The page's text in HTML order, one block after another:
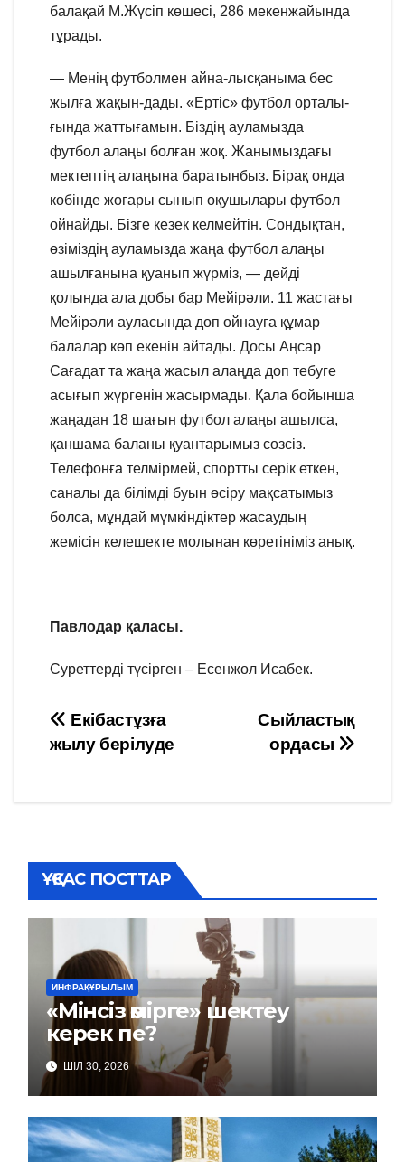
балақай М.Жүсіп көшесі, 286 мекенжайында
тұрады.
— Менің футболмен айна-лысқаныма бес
жылға жақын-дады. «Ертіс» футбол орталы-
ғында жаттығамын. Біздің ауламызда
футбол алаңы болған жоқ. Жанымыздағы
мектептің алаңына баратынбыз. Бірақ онда
көбінде жоғары сынып оқушылары футбол
ойнайды. Бізге кезек келмейтін. Сондықтан,
өзіміздің ауламызда жаңа футбол алаңы
ашылғанына қуанып жүрміз, — дейді
қолында ала добы бар Мейірәли. 11 жастағы
Мейірәли ауласында доп ойнауға құмар
балалар көп екенін айтады. Досы Аңсар
Сағадат та жаңа жасыл алаңда доп тебуге
асығып жүргенін жасырмады. Қала бойынша
жаңадан 18 шағын футбол алаңы ашылса,
қаншама баланы қуантарымыз сөзсіз.
Телефонға телмірмей, спортты серік еткен,
саналы да білімді буын өсіру мақсатымыз
болса, мұндай мүмкіндіктер жасаудың
жемісін келешекте молынан көретініміз анық.
Павлодар қаласы.
Суреттерді түсірген – Есенжол Исабек.
Навигация
Сыйластық
ордасы
Екібастұзға
жылу берілуде
ҰҚСАС ПОСТТАР
ИНФРАҚҰРЫЛЫМ
«Мінсіз өмірге» шектеу
керек пе?
ШІЛ 30, 2026